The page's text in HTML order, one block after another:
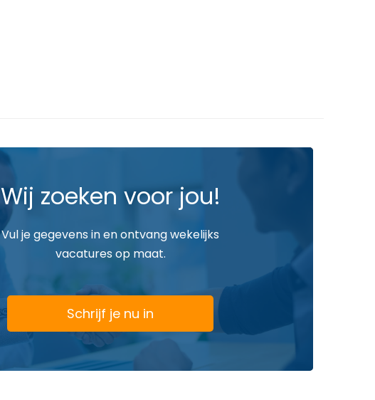
Wij zoeken voor jou!
Vul je gegevens in en ontvang wekelijks
vacatures op maat.
Schrijf je nu in